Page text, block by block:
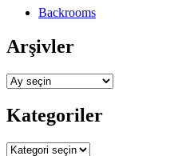
Backrooms
Arşivler
Arşivler
Kategoriler
Kategoriler